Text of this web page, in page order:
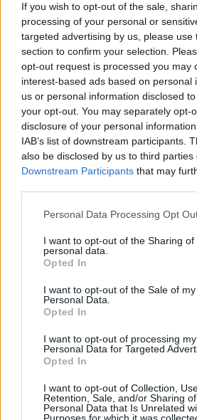
If you wish to opt-out of the sale,
processing of your personal or
targeted advertising by us, please use
section to confirm your selection.
opt-out request is processed you may
interest-based ads based on personal
us or personal information disclosed
your opt-out. You may separately opt-
disclosure of your personal
IAB’s list of downstream participants.
also be disclosed by us to third parties
Downstream Participants that may
Personal Data Processing Opt
I want to opt-out of the Sharing of
personal data.
Opted In
I want to opt-out of the Sale of my
Personal Data.
Opted In
I want to opt-out of processing my
Personal Data for Targeted
Opted In
I want to opt-out of Collection,
Retention, Sale, and/or Sharing
Personal Data that Is Unrelated
Η προϋπηρεσία και εμπειρία στο
πωλήσεων αποτελεί βασικό
Παροχές
Μόνιμη εργασία
Προοπτικές εξέλιξης
Ανταγωνιστικό πακέτο αποδοχών
Συνεχής εκπαίδευση και βελτίωση
Δυνατότητα ωραρίου full-time ή
Σύγχρονο και ευχάριστο
Δωρεάν Parkingεντός του
Πρόσβαση με Μετρόαπό το
πολύτιμο μέλος της ομάδας του
πολλά για εμάς!